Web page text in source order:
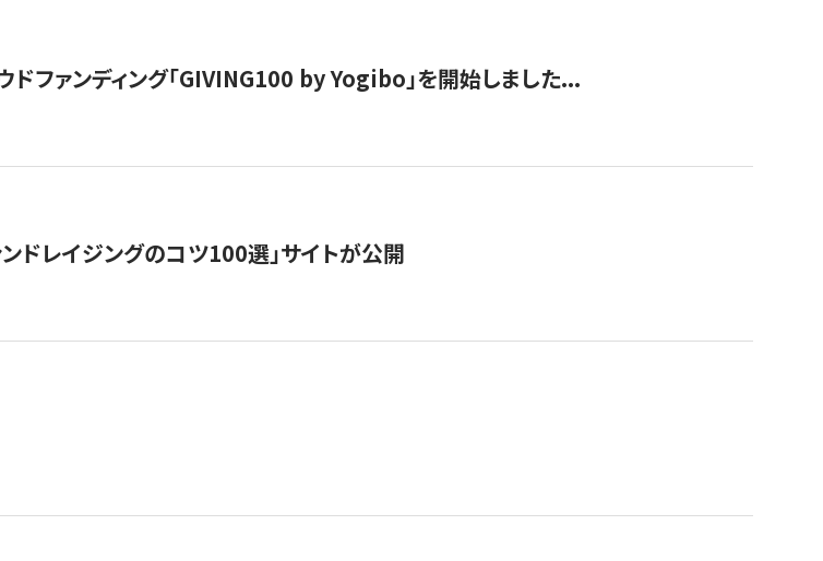
ファンディング「GIVING100 by Yogibo」を開始しました...
ドレイジングのコツ100選」サイトが公開